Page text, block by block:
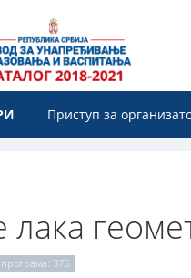
Приступ за
лака
375